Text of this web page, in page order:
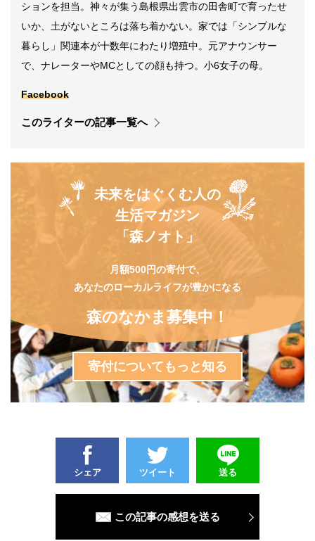
ションを担当。神々が集う島根県出雲市の田舎町で育ったせ
いか、土がないところは落ち着かない。家では「シンプルな
暮らし」関連本が十数年にわたり増殖中。元アナウンサー
で、ナレーターやMCとしての顔も持つ。小6女子の母。
Facebook
このライターの記事一覧へ
未来をはぐくむ人の
生活マガジン
「森ノオト」
月額500円の寄付で、
あなたのローカルライフが豊かになる
森のなかま募集中！
寄付についてもっと知る
シェア ツイート 送る
この記事の感想を送る